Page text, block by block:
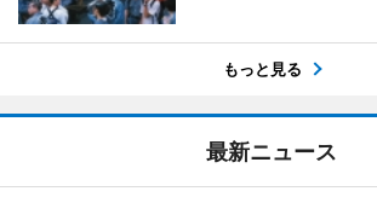
もっと見る
最新ニュース